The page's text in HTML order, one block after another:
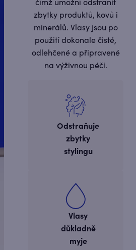
Odstraňuje
zbytky
stylingu
Vlasy
důkladně
myje
čímž umožní odstranit
zbytky produktů, kovů i
minerálů. Vlasy jsou po
použití dokonale čisté,
odlehčené a připravené
na výživnou péči.